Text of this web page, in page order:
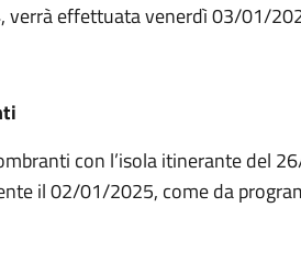
effettuata venerdì 03/01/
con l’isola itinerante del
il 02/01/2025, come da